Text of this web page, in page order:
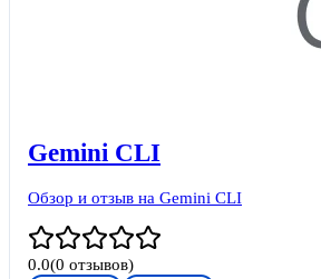
Gemini CLI
Обзор и отзыв на Gemini CLI
0.0(0 отзывов)